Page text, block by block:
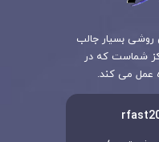
روشی بسیار جالب
شماست که در
عمل می کند.